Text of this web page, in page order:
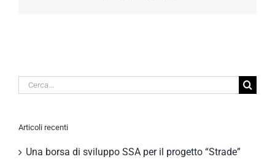
Cerca
Articoli recenti
Una borsa di sviluppo SSA per il progetto “Strade”